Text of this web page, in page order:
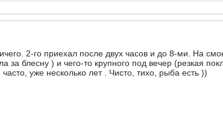
2-го приехал после двух часов и до 8-ми. На
за блесну ) и чего-то крупного под вечер (резкая
уже несколько лет . Чисто, тихо, рыба есть ))